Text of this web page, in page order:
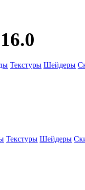
Текстуры Шейдеры
Текстуры Шейдеры